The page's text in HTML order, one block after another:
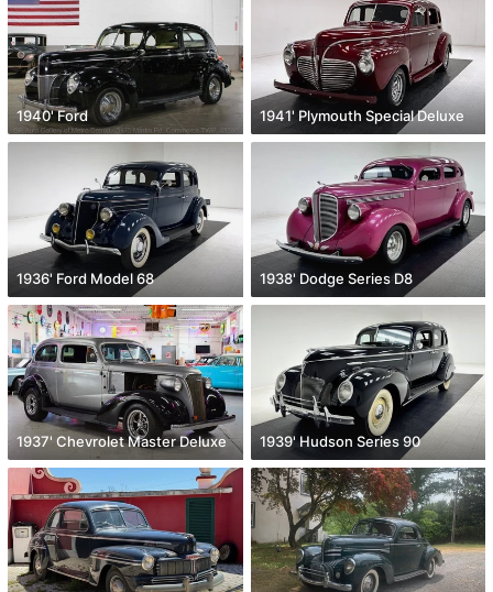
1940' Ford 1941' Plymouth Special Deluxe
1936' Ford Model 68 1938' Dodge Series D8
1937' Chevrolet Master Deluxe 1939' Hudson Series 90